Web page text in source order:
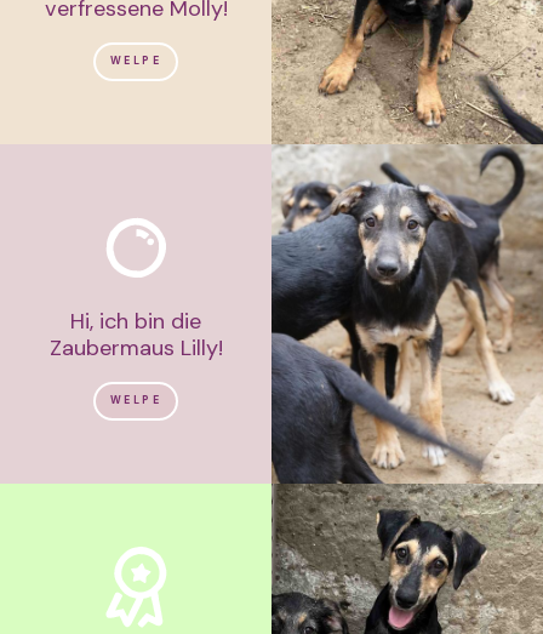
verfressene Molly!
WELPE
Hi, ich bin die
Zaubermaus Lilly!
WELPE